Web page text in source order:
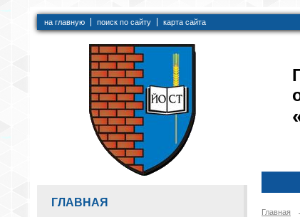
на главную поиск по сайту карта сайта
ГЛАВНАЯ
Главная